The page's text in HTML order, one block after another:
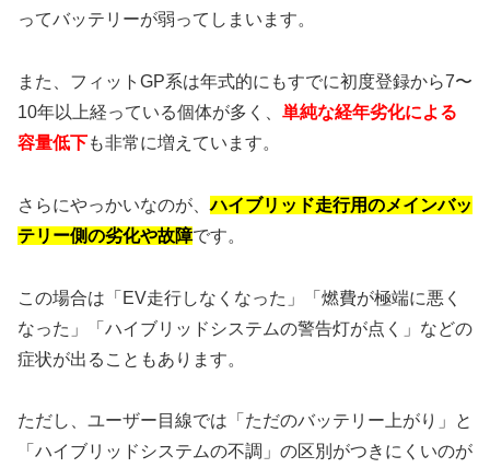
ってバッテリーが弱ってしまいます。
また、フィットGP系は年式的にもすでに初度登録から7〜
10年以上経っている個体が多く、 単純な経年劣化による
容量低下も非常に増えています。
さらにやっかいなのが、ハイブリッド走行用のメインバッ
テリー側の劣化や故障です。
この場合は「EV走行しなくなった」「燃費が極端に悪く
なった」「ハイブリッドシステムの警告灯が点く」などの
症状が出ることもあります。
ただし、ユーザー目線では「ただのバッテリー上がり」と
「ハイブリッドシステムの不調」の区別がつきにくいのが